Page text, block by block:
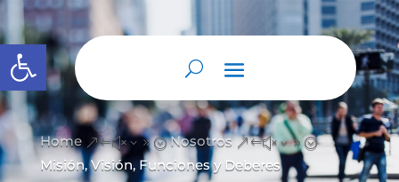
Abrir barra de herramientas
Home &#x39; Nosotros &#x39;
Misión, Visión, Funciones y Deberes